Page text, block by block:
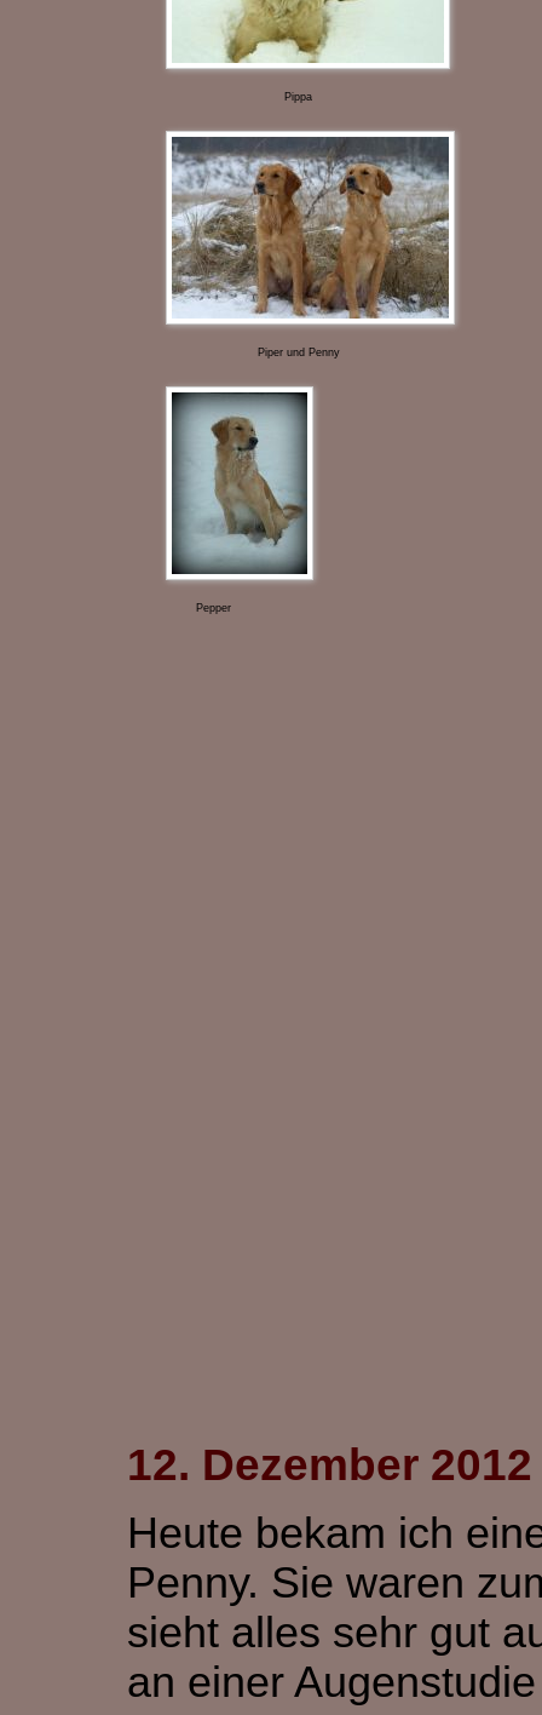
Pippa
Piper und Penny
Pepper
12. Dezember 2012
Heute bekam ich
Penny. Sie waren
sieht alles sehr gut
an einer